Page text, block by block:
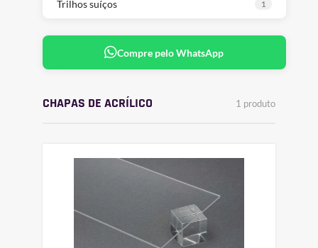
Trilhos suíços 1
Compre pelo WhatsApp
CHAPAS DE ACRÍLICO 1 produto